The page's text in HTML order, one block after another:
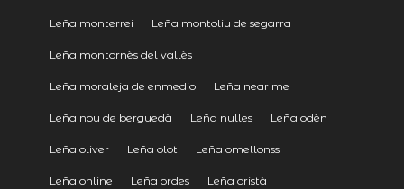
Leña monterrei Leña montoliu de segarra
Leña montornès del vallès
Leña moraleja de enmedio Leña near me
Leña nou de berguedà Leña nulles Leña odèn
Leña oliver Leña olot Leña omellonss
Leña online Leña ordes Leña oristà